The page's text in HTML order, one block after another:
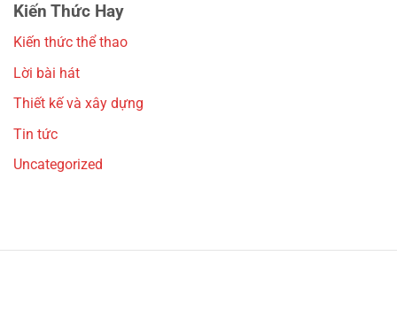
Kiến Thức Hay
Kiến thức thể thao
Lời bài hát
Thiết kế và xây dựng
Tin tức
Uncategorized